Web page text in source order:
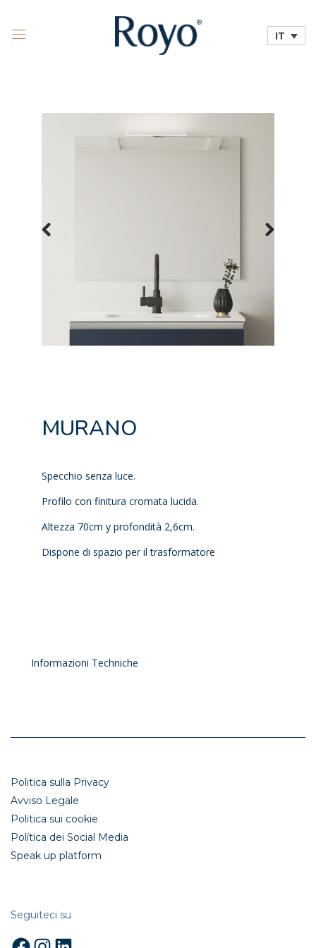
IT
MURANO
Specchio senza luce.
Profilo con finitura cromata lucida.
Altezza 70cm y profondità 2,6cm.
Dispone di spazio per il trasformatore
Informazioni Techniche
Politica sulla Privacy
Avviso Legale
Politica sui cookie
Política dei Social Media
Speak up platform
Seguiteci su